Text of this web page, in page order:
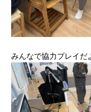
みんなで協力プレイだ